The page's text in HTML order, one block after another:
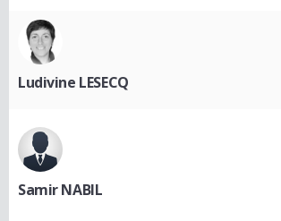
Ludivine LESECQ
Samir NABIL